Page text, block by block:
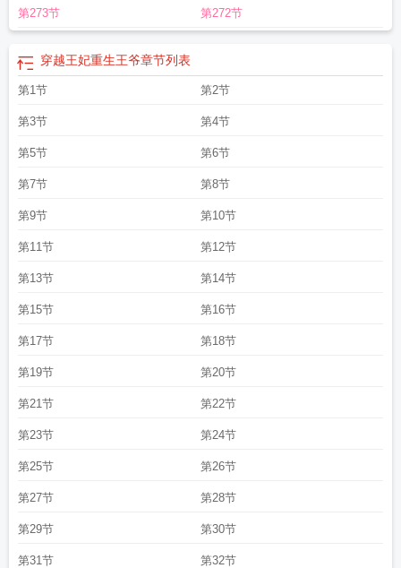
第273节 第272节
穿越王妃重生王爷章节列表
第1节 第2节
第3节 第4节
第5节 第6节
第7节 第8节
第9节 第10节
第11节 第12节
第13节 第14节
第15节 第16节
第17节 第18节
第19节 第20节
第21节 第22节
第23节 第24节
第25节 第26节
第27节 第28节
第29节 第30节
第31节 第32节